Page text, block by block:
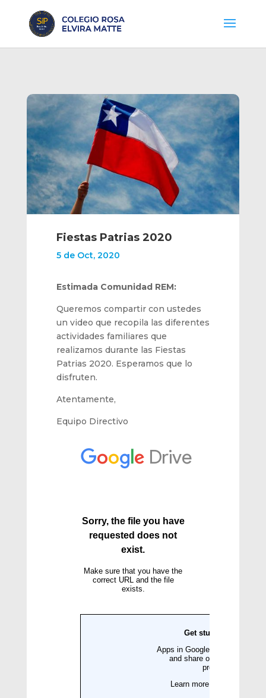
Fiestas Patrias 2020
5 de Oct, 2020
Estimada Comunidad REM:
Queremos compartir con ustedes
un video que recopila las diferentes
actividades familiares que
realizamos durante las Fiestas
Patrias 2020. Esperamos que lo
disfruten.
Atentamente,
Equipo Directivo